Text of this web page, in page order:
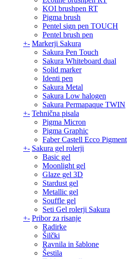
KOI brushpen RT
Pigma brush
Pentel sign pen TOUCH
Pentel brush pen
+- Markerji Sakura
Sakura Pen Touch
Sakura Whiteboard dual
Solid marker
Identi pen
Sakura Metal
Sakura Low halogen
Sakura Permapaque TWIN
+- Tehnična pisala
Pigma Micron
Pigma Graphic
Faber Castell Ecco Pigment
+- Sakura gel rolerji
Basic gel
Moonlight gel
Glaze gel 3D
Stardust gel
Metallic gel
Souffle gel
Seti Gel rolerji Sakura
+- Pribor za risanje
Radirke
Šilčki
Ravnila in šablone
Šestila